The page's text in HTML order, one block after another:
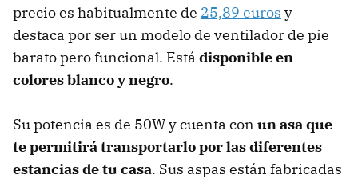
precio es habitualmente de 25,89 euros y
destaca por ser un modelo de ventilador de pie
barato pero funcional. Está disponible en
colores blanco y negro.
Su potencia es de 50W y cuenta con un asa que
te permitirá transportarlo por las diferentes
estancias de tu casa. Sus aspas están fabricadas